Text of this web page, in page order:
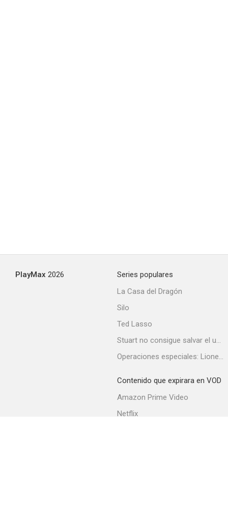
PlayMax 2026
Series populares
La Casa del Dragón
Silo
Ted Lasso
Stuart no consigue salvar el universo
Operaciones especiales: Lioness
Contenido que expirara en VOD
Amazon Prime Video
Netflix